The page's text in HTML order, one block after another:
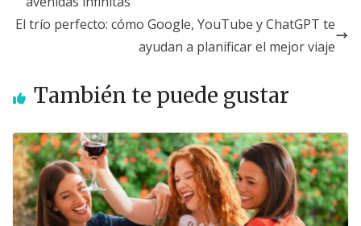
El trío perfecto: cómo Google, YouTube y ChatGPT te
ayudan a planificar el mejor viaje
También te puede gustar